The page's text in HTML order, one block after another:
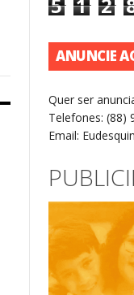
ANUNCIE
Quer ser
Telefones: (88)
Email: